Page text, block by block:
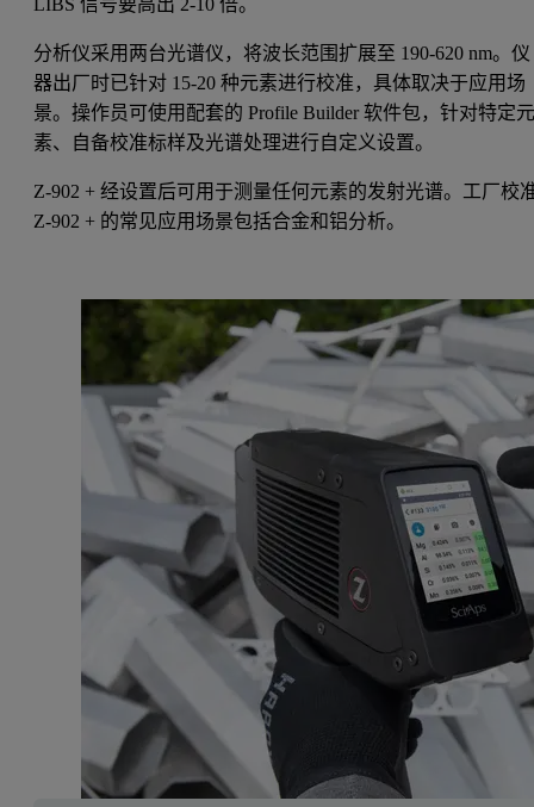
LIBS 信号要高出 2-10 倍。
分析仪采用两台光谱仪，将波长范围扩展至 190-620 nm。仪
器出厂时已针对 15-20 种元素进行校准，具体取决于应用场
景。操作员可使用配套的 Profile Builder 软件包，针对特定
素、自备校准标样及光谱处理进行自定义设置。
Z-902 + 经设置后可用于测量任何元素的发射光谱。工厂校
Z-902 + 的常见应用场景包括合金和铝分析。